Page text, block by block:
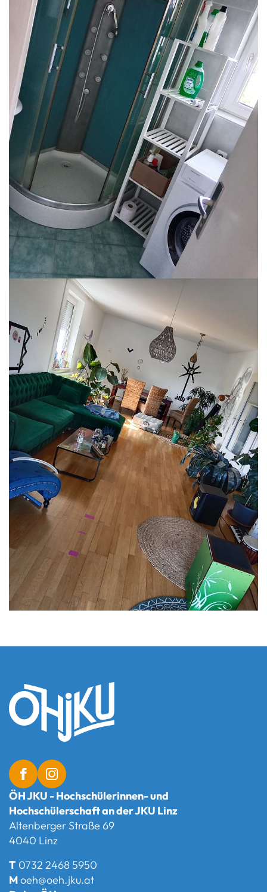
ÖH JKU - Hochschülerinnen- und
Hochschülerschaft an der JKU Linz
Altenberger Straße 69
4040 Linz
T 0732 2468 5950
Moeh@oeh.jku.at